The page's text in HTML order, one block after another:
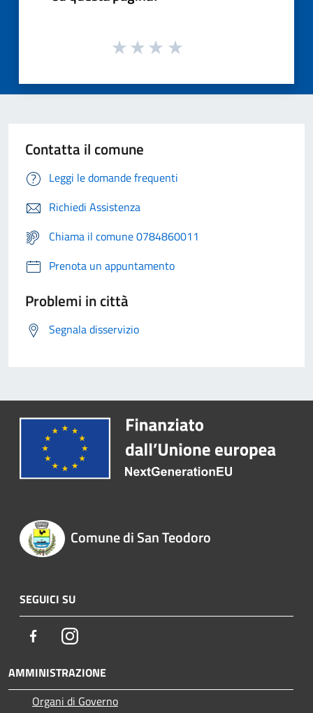
Contatta il comune
Leggi le domande frequenti
Richiedi Assistenza
Chiama il comune 0784860011
Prenota un appuntamento
Problemi in città
Segnala disservizio
Comune di San Teodoro
SEGUICI SU
FacebookInstagram
AMMINISTRAZIONE
Organi di Governo